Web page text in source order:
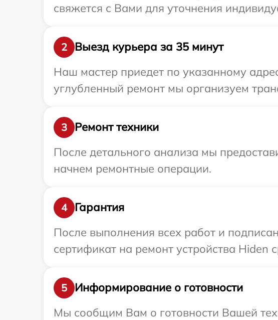
свяжется с Вами для уточнения
2
Выезд курьера за 35 минут
Наш мастер приедет по указанному
углубленный ремонт мы организуем
3
Ремонт техники
После детального анализа мы
начнем ремонтные операции.
4
Гарантия
После выполнения всех работ и
сертификат на ремонт устройства Hiden
5
Информирование о готовности
Мы сообщим Вам о готовности Вашей